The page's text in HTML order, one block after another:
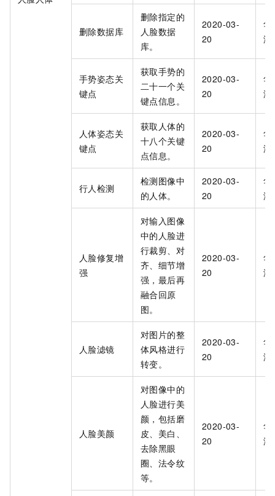
删除数据库
删除指定的
人脸数据
库。
2020-03-
20
华
海
手势姿态关
键点
获取手势的
二十一个关
键点信息。
2020-03-
20
华
海
人体姿态关
键点
获取人体的
十八个关键
点信息。
2020-03-
20
华
海
行人检测
检测图像中
的人体。
2020-03-
20
华
海
人脸修复增
强
对输入图像
中的人脸进
行裁剪、对
齐、细节增
强，最后再
融合回原
图。
2020-03-
20
华
海
人脸滤镜
对图片的整
体风格进行
转变。
2020-03-
20
华
海
人脸美颜
对图像中的
人脸进行美
颜，包括磨
皮、美白、
去除黑眼
圈、法令纹
等。
2020-03-
20
华
海